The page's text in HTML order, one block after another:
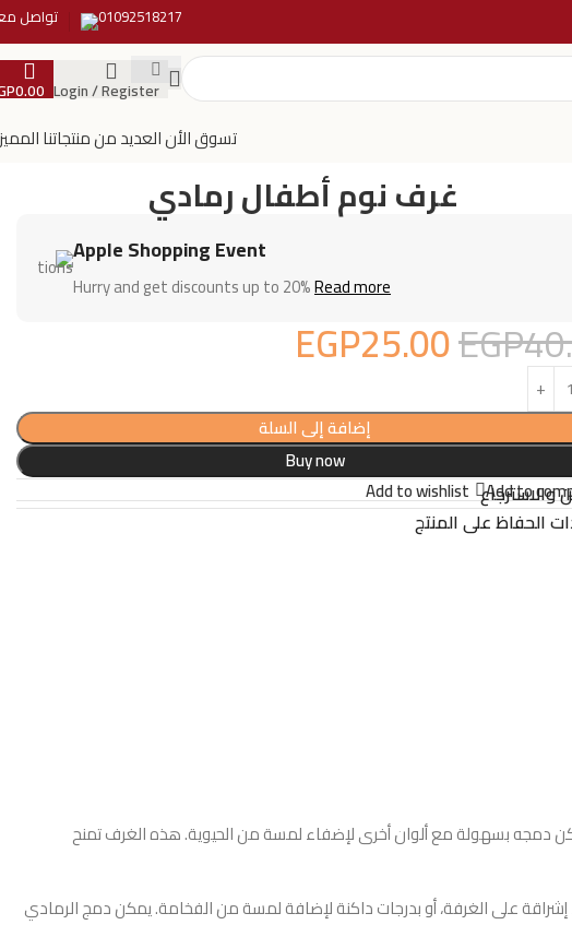
01092518217 تواصل
Login / Register
0.00
تسوق الأن العديد من منتجاتنا
غرف نوم أطفال رمادي
Apple Shopping Event
Hurry and get discounts up to 20%Read more
EGP
EGP25.00
إضافة إلى السلة
Buy now
Add to
Add to wishlist والاسترجاع
الحفاظ على المنتج
يمكن دمجه بسهولة مع ألوان أخرى لإضفاء لمسة من الحيوية. هذه الغرف تمنح
إشراقة على الغرفة، أو بدرجات داكنة لإضافة لمسة من الفخامة. يمكن دمج الرمادي